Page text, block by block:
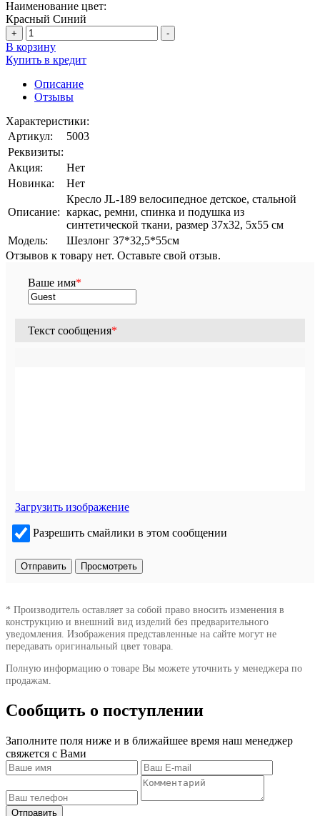
Наименование цвет:
Красный Синий
+ -
В корзину
Купить в кредит
Описание
Отзывы
Характеристики:
Артикул:
5003
Реквизиты:
Акция:
Нет
Новинка:
Нет
Описание:
Кресло JL-189 велосипедное детское, стальной
каркас, ремни, спинка и подушка из
синтетической ткани, размер 37х32, 5х55 см
Модель:
Шезлонг 37*32,5*55см
Отзывов к товару нет. Оставьте свой отзыв.
Ваше имя*
Текст сообщения*
Загрузить изображение
Разрешить смайлики в этом сообщении
* Производитель оставляет за собой право вносить изменения в
конструкцию и внешний вид изделий без предварительного
уведомления. Изображения представленные на сайте могут не
передавать оригинальный цвет товара.
Полную информацию о товаре Вы можете уточнить у менеджера по
продажам.
Сообщить о поступлении
Заполните поля ниже и в ближайшее время наш менеджер
свяжется с Вами